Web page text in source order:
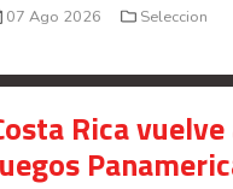
07 Ago 2026 Seleccion
Rica